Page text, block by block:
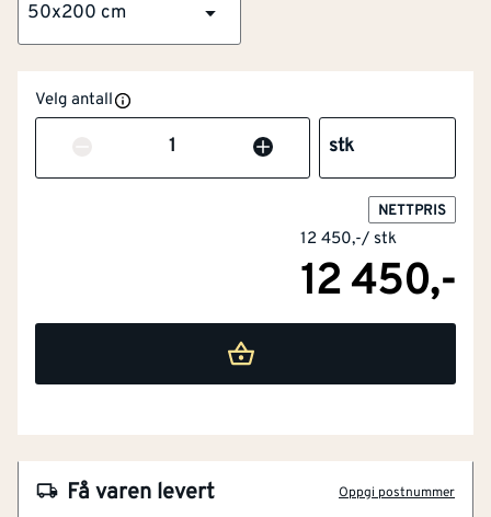
50x200 cm
Velg antall
Antall stk
NETTPRIS
12 450,-/ stk
12 450,-
Få varen levert Oppgi postnummer
Omramming av furu og laminert finér